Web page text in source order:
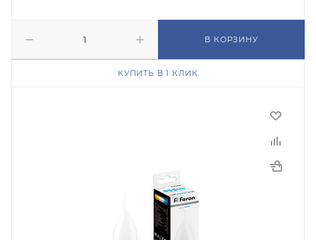
В КОРЗИНУ
КУПИТЬ В 1 КЛИК